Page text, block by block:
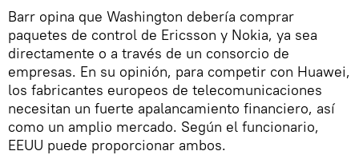
Barr opina que Washington debería comprar
paquetes de control de Ericsson y Nokia, ya sea
directamente o a través de un consorcio de
empresas. En su opinión, para competir con Huawei,
los fabricantes europeos de telecomunicaciones
necesitan un fuerte apalancamiento financiero, así
como un amplio mercado. Según el funcionario,
EEUU puede proporcionar ambos.